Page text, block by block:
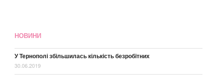
НОВИНИ
У Тернополі збільшилась кількість безробітних
30.06.2019